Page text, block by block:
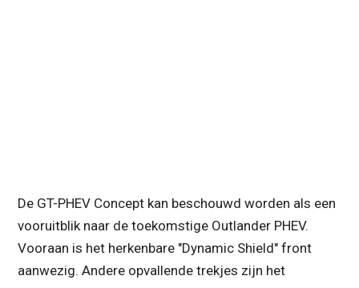
De GT-PHEV Concept kan beschouwd worden als een
vooruitblik naar de toekomstige Outlander PHEV.
Vooraan is het herkenbare "Dynamic Shield" front
aanwezig. Andere opvallende trekjes zijn het